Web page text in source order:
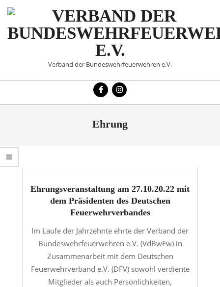
Skip
content
VERBAND
DER
Verband der Bundeswehrfeuerwehren e.V.
Ehrung
Ehrungsveranstaltung am 27.10.20.22 mit
dem Präsidenten des Deutschen
Feuerwehrverbandes
Im Laufe der Jahrzehnte ehrte der Verband der
Bundeswehrfeuerwehren e.V. (VdBwFw) in
Zusammenarbeit mit dem Deutschen
Feuerwehrverband e.V. (DFV) sowohl verdiente
Mitglieder als auch Persönlichkeiten,